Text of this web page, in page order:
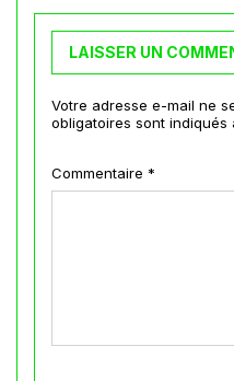
LAISSER UN
Votre adresse e-mail ne
obligatoires sont indiqués
Commentaire *